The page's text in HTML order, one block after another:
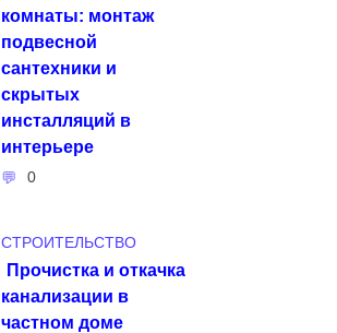
комнаты: монтаж
подвесной
сантехники и
скрытых
инсталляций в
интерьере
0
СТРОИТЕЛЬСТВО
Прочистка и откачка
канализации в
частном доме